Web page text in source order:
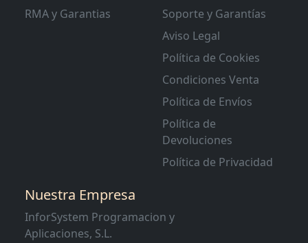
RMA y Garantias
Soporte y Garantías
Aviso Legal
Política de Cookies
Condiciones Venta
Política de Envíos
Política de
Devoluciones
Política de Privacidad
Nuestra Empresa
InforSystem Programacion y
Aplicaciones, S.L.